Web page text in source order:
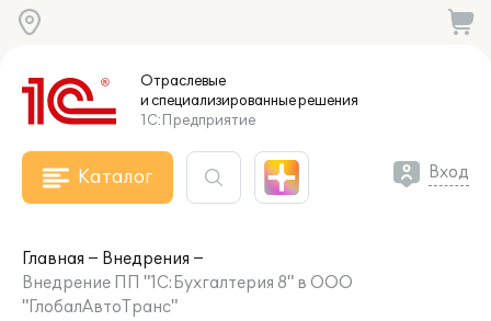
Отраслевые
и специализированныерешения
1С:Предприятие
Каталог Вход
Главная
Внедрения
Внедрение ПП "1С:Бухгалтерия 8" в ООО
"ГлобалАвтоТранс"